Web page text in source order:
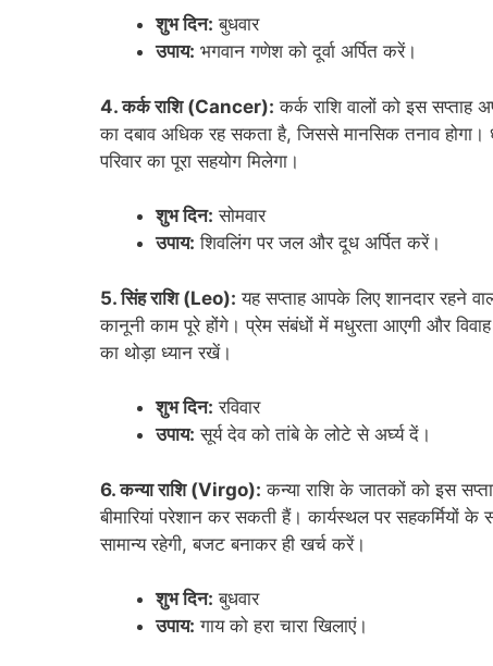
शुभ दिन: बुधवार
उपाय: भगवान गणेश को दूर्वा अर्पित करें।
4. कर्क राशि (Cancer): कर्क राशि वालों को इस सप्ताह
का दबाव अधिक रह सकता है, जिससे मानसिक तनाव
परिवार का पूरा सहयोग मिलेगा।
शुभ दिन: सोमवार
उपाय: शिवलिंग पर जल और दूध अर्पित करें।
5. सिंह राशि (Leo): यह सप्ताह आपके लिए शानदार रहने
कानूनी काम पूरे होंगे। प्रेम संबंधों में मधुरता आएगी और
का थोड़ा ध्यान रखें।
शुभ दिन: रविवार
उपाय: सूर्य देव को तांबे के लोटे से अर्घ्य दें।
6. कन्या राशि (Virgo): कन्या राशि के जातकों को इस
बीमारियां परेशान कर सकती हैं। कार्यस्थल पर सहकर्मियों
सामान्य रहेगी, बजट बनाकर ही खर्च करें।
शुभ दिन: बुधवार
उपाय: गाय को हरा चारा खिलाएं।